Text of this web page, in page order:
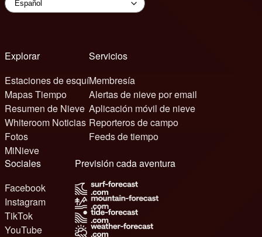
Explorar
Estaciones de esquí
Mapas Tiempo
Resumen de Nieve
Whiteroom Noticias
Fotos
MiNieve
Servicios
Membresía
Alertas de nieve por email
Aplicación móvil de nieve
Reporteros de campo
Feeds de tiempo
Sociales
Facebook
Instagram
TikTok
YouTube
Previsión cada aventura